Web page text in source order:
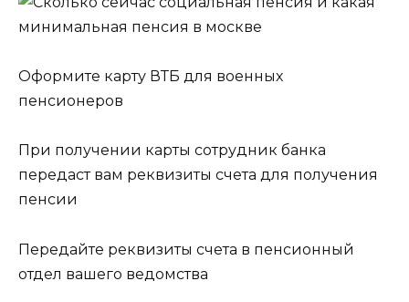
Оформите карту ВТБ для военных
пенсионеров
При получении карты сотрудник банка
передаст вам реквизиты счета для получения
пенсии
Передайте реквизиты счета в пенсионный
отдел вашего ведомства